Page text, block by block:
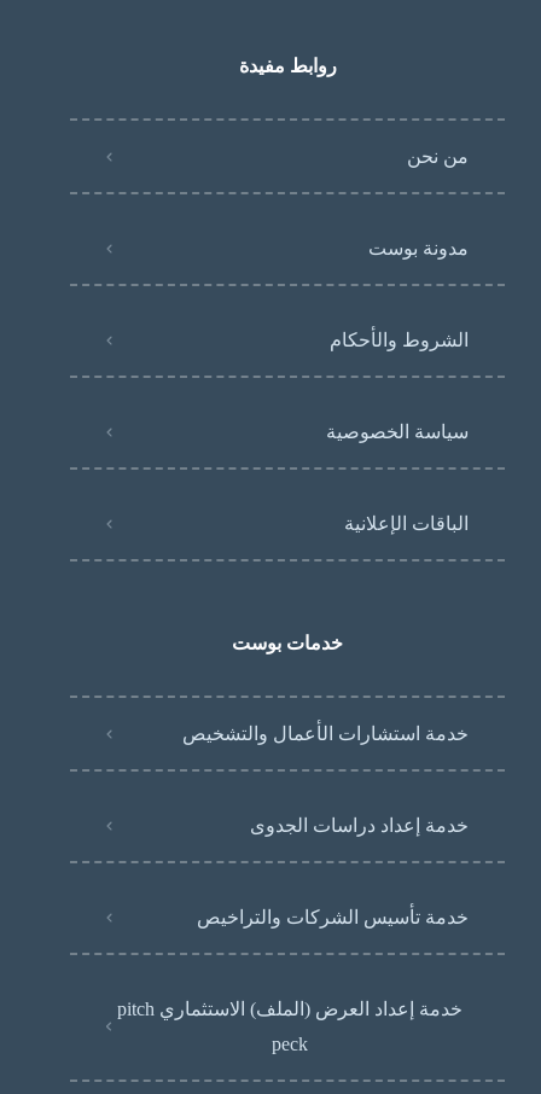
روابط مفيدة
من نحن
مدونة بوست
الشروط والأحكام
سياسة الخصوصية
الباقات الإعلانية
خدمات بوست
خدمة استشارات الأعمال والتشخيص
خدمة إعداد دراسات الجدوى
خدمة تأسيس الشركات والتراخيص
خدمة إعداد العرض (الملف) الاستثماري pitch
peck